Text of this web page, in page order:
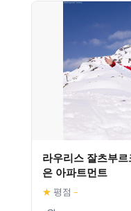
라우리스 잘츠부
은 아파트먼트
★ 평점 –